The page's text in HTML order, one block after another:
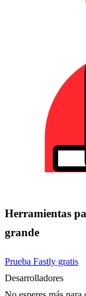
Herramientas
grande
Prueba Fastly gratis
Desarrolladores